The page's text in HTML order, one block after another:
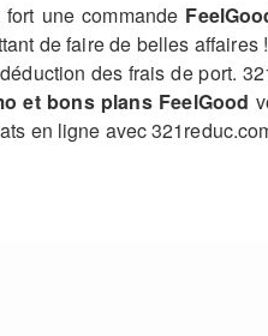
une commande
de faire de belles
des frais de port.
et bons plans FeelGood
en ligne avec